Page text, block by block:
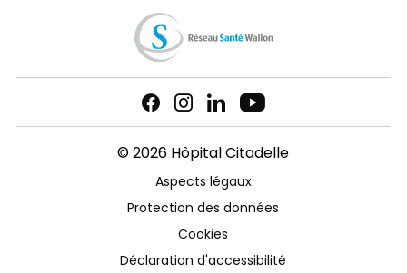
© 2026 Hôpital Citadelle
Aspects légaux
Protection des données
Cookies
Déclaration d'accessibilité